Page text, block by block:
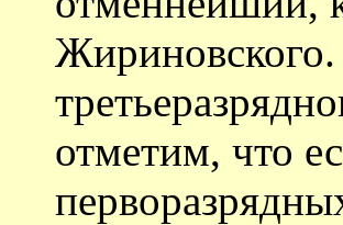
Жириновского.
отметим, что